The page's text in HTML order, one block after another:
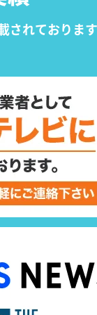
されておりま